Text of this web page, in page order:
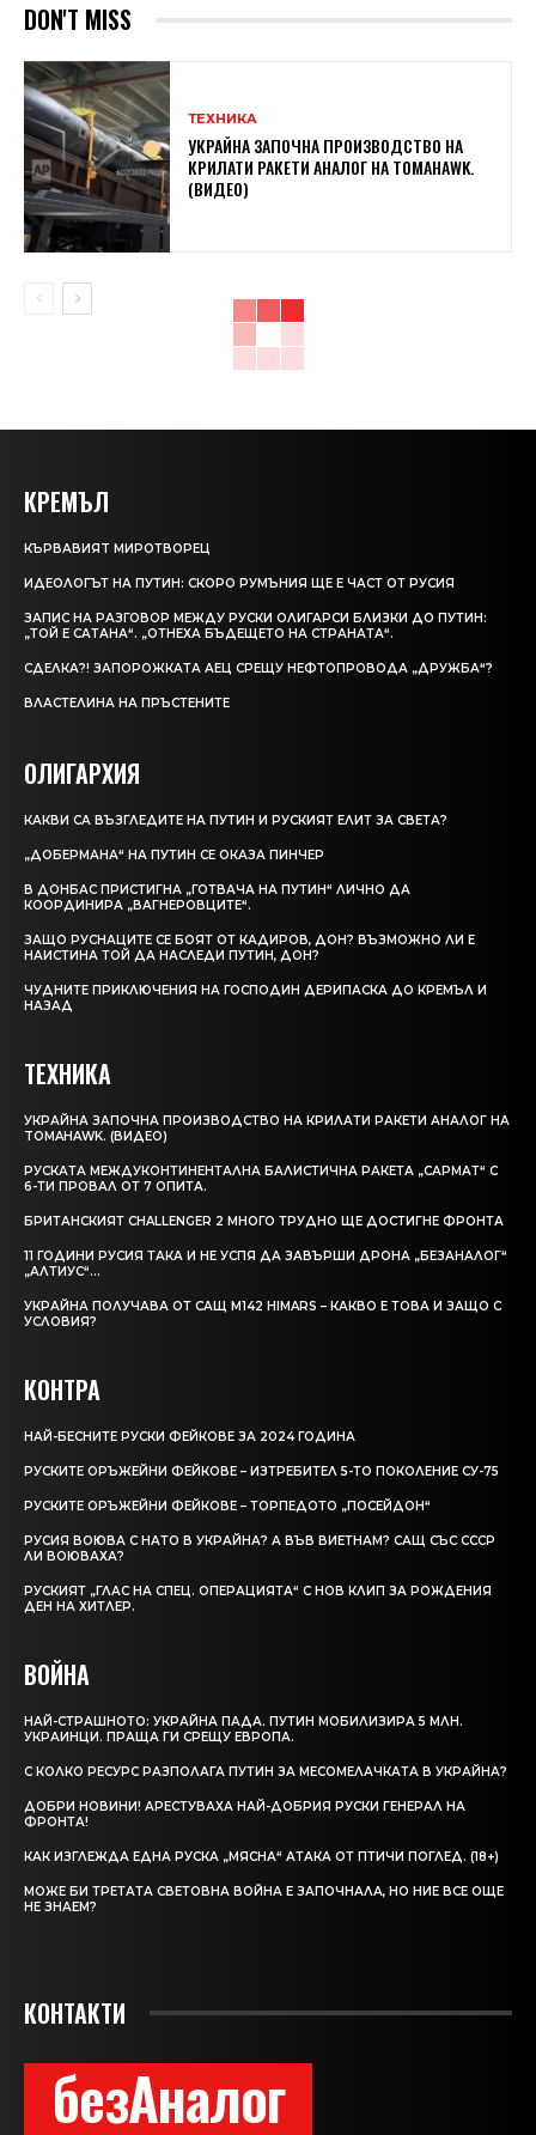
DON'T MISS
ТЕХНИКА
УКРАЙНА ЗАПОЧНА ПРОИЗВОДСТВО НА
КРИЛАТИ РАКЕТИ АНАЛОГ НА TOMAHAWK.
(ВИДЕО)
КРЕМЪЛ
КЪРВАВИЯT МИРОТВОРЕЦ
ИДЕОЛОГЪТ НА ПУТИН: СКОРО РУМЪНИЯ ЩЕ Е ЧАСТ ОТ РУСИЯ
ЗАПИС НА РАЗГОВОР МЕЖДУ РУСКИ ОЛИГАРСИ БЛИЗКИ ДО ПУТИН:
„ТОЙ Е САТАНА“. „ОТНЕХА БЪДЕЩЕТО НА СТРАНАТА“.
СДЕЛКА?! ЗАПОРОЖКАТА АЕЦ СРЕЩУ НЕФТОПРОВОДА „ДРУЖБА“?
ВЛАСТЕЛИНА НА ПРЪСТЕНИТЕ
ОЛИГАРХИЯ
КАКВИ СА ВЪЗГЛЕДИТЕ НА ПУТИН И РУСКИЯТ ЕЛИТ ЗА СВЕТА?
„ДОБЕРМАНА“ НА ПУТИН СЕ ОКАЗА ПИНЧЕР
В ДОНБАС ПРИСТИГНА „ГОТВАЧА НА ПУТИН“ ЛИЧНО ДА
КООРДИНИРА „ВАГНЕРОВЦИТЕ“.
ЗАЩО РУСНАЦИТЕ СЕ БОЯТ ОТ КАДИРОВ, ДОН? ВЪЗМОЖНО ЛИ Е
НАИСТИНА ТОЙ ДА НАСЛЕДИ ПУТИН, ДОН?
ЧУДНИТЕ ПРИКЛЮЧЕНИЯ НА ГОСПОДИН ДЕРИПАСКА ДО КРЕМЪЛ И
НАЗАД
ТЕХНИКА
УКРАЙНА ЗАПОЧНА ПРОИЗВОДСТВО НА КРИЛАТИ РАКЕТИ АНАЛОГ НА
TOMAHAWK. (ВИДЕО)
РУСКАТА МЕЖДУКОНТИНЕНТАЛНА БАЛИСТИЧНА РАКЕТА „САРМАТ“ С
6-ТИ ПРОВАЛ ОТ 7 ОПИТА.
БРИТАНСКИЯТ CHALLENGER 2 МНОГО ТРУДНО ЩЕ ДОСТИГНЕ ФРОНТА
11 ГОДИНИ РУСИЯ ТАКА И НЕ УСПЯ ДА ЗАВЪРШИ ДРОНА „БЕЗАНАЛОГ“
„АЛТИУС“…
УКРАЙНА ПОЛУЧАВА ОТ САЩ M142 HIMARS – КАКВО Е ТОВА И ЗАЩО С
УСЛОВИЯ?
КОНТРА
НАЙ-БЕСНИТЕ РУСКИ ФЕЙКОВЕ ЗА 2024 ГОДИНА
РУСКИТЕ ОРЪЖЕЙНИ ФЕЙКОВЕ – ИЗТРЕБИТЕЛ 5-ТО ПОКОЛЕНИЕ СУ-75
РУСКИТЕ ОРЪЖЕЙНИ ФЕЙКОВЕ – ТОРПЕДОТО „ПОСЕЙДОН“
РУСИЯ ВОЮВА С НАТО В УКРАЙНА? А ВЪВ ВИЕТНАМ? САЩ СЪС СССР
ЛИ ВОЮВАХА?
РУСКИЯТ „ГЛАС НА СПЕЦ. ОПЕРАЦИЯТА“ С НОВ КЛИП ЗА РОЖДЕНИЯ
ДЕН НА ХИТЛЕР.
ВОЙНА
НАЙ-СТРАШНОТО: УКРАЙНА ПАДА. ПУТИН МОБИЛИЗИРА 5 МЛН.
УКРАИНЦИ. ПРАЩА ГИ СРЕЩУ ЕВРОПА.
С КОЛКО РЕСУРС РАЗПОЛАГА ПУТИН ЗА МЕСОМЕЛАЧКАТА В УКРАЙНА?
ДОБРИ НОВИНИ! АРЕСТУВАХА НАЙ-ДОБРИЯ РУСКИ ГЕНЕРАЛ НА
ФРОНТА!
КАК ИЗГЛЕЖДА ЕДНА РУСКА „МЯСНА“ АТАКА ОТ ПТИЧИ ПОГЛЕД. (18+)
МОЖЕ БИ ТРЕТАТА СВЕТОВНА ВОЙНА Е ЗАПОЧНАЛА, НО НИЕ ВСЕ ОЩЕ
НЕ ЗНАЕМ?
КОНТАКТИ
безАналог